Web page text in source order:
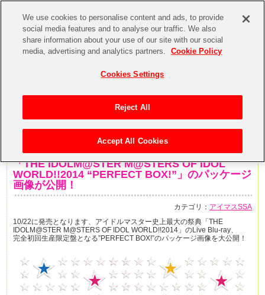
「THE IDOLM@STER M@STERS OF IDOL
WORLD!!2014 “PERFECT BOX!”」のパッケージ
画像が公開！
カテゴリ： アイマスSSA
10/22に発売となります、アイドルマスター史上最大の祭典「THE
IDOLM@STER M@STERS OF IDOL WORLD!!2014」のLive Blu-ray、
完全初回生産限定盤となる”PERFECT BOX!”のパッケージ画像を大公開！
We use cookies to personalise content and ads, to provide
social media features and to analyse our traffic. We also
share information about your use of our site with our social
media, advertising and analytics partners.
Cookie Policy
Cookies Settings
Reject All
Accept All Cookies